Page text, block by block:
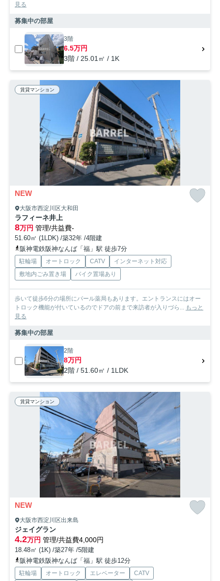
見る
募集中の部屋
3階
6.5万円
3階 / 25.01㎡ / 1K
賃貸マンション
NEW
大阪市西淀川区大和田
ラフィーネ井上
8万円 管理/共益費-
51.60㎡ (1LDK) /築32年 /4階建
阪神電鉄阪神なんば「福」駅 徒歩7分
駐輪場 オートロック CATV
インターネット対応
敷地内ごみ置き場
バイク置場あり
歩いて徒歩6分の場所にパール薬局もあります。エントランスにはオー
トロック機能が付いているのでドアの前まで来訪者が入りづら... もっと
見る
募集中の部屋
2階
8万円
2階 / 51.60㎡ / 1LDK
賃貸マンション
NEW
大阪市西淀川区出来島
ジェイグラン
4.2万円 管理/共益費4,000円
18.48㎡ (1K) /築27年 /5階建
阪神電鉄阪神なんば「福」駅 徒歩12分
駐輪場 オートロック エレベーター CATV